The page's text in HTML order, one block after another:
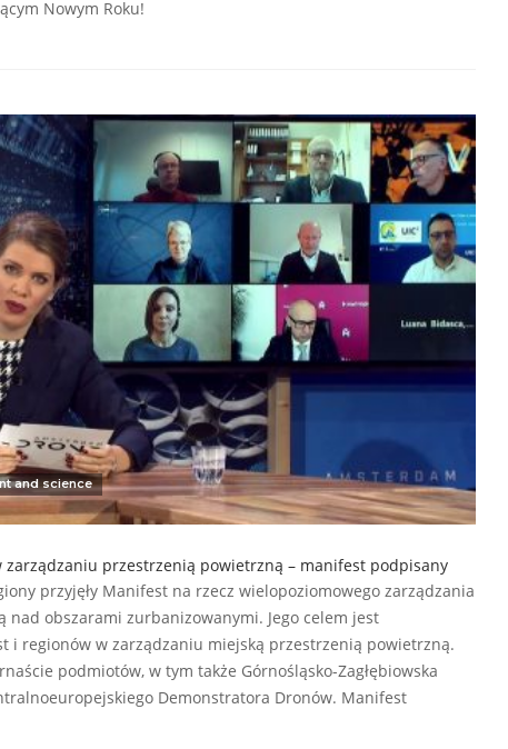
Nowym Roku!
and science
zarządzaniu przestrzenią powietrzną – manifest podpisany
przyjęły Manifest na rzecz wielopoziomowego zarządzania
nad obszarami zurbanizowanymi. Jego celem jest
i regionów w zarządzaniu miejską przestrzenią powietrzną.
podmiotów, w tym także Górnośląsko-Zagłębiowska
Demonstratora Dronów. Manifest